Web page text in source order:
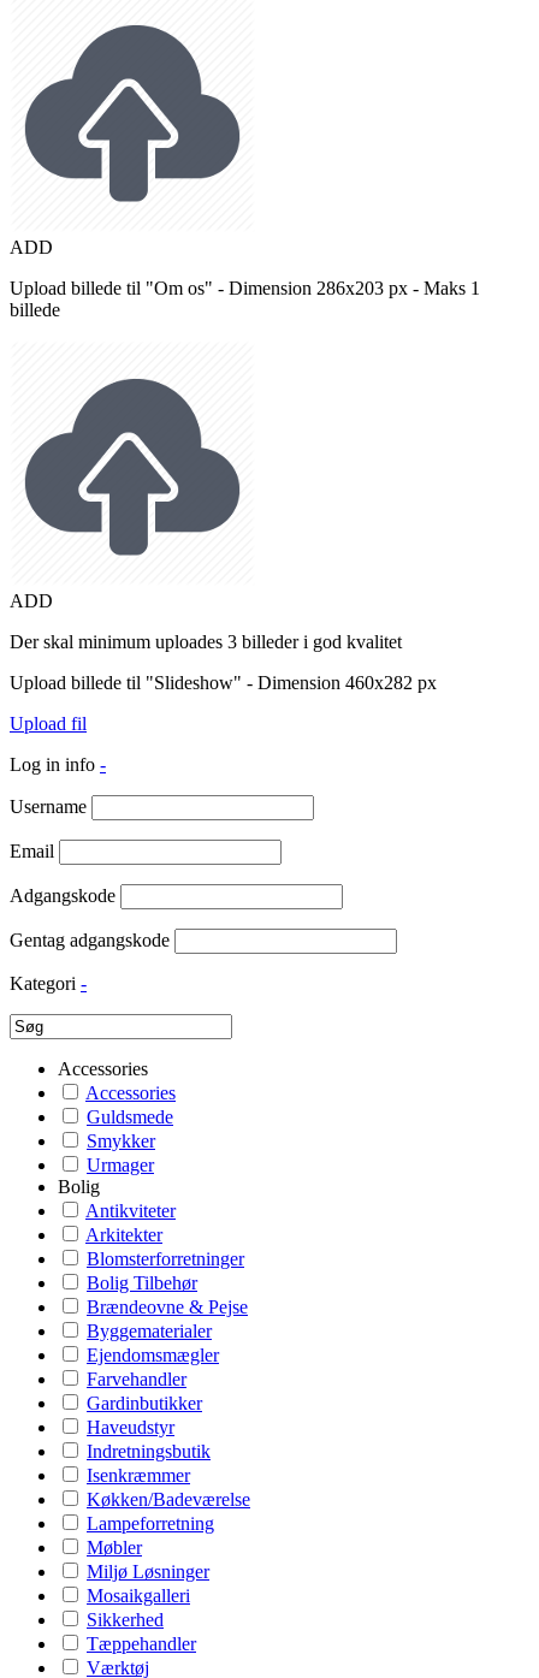
ADD
Upload billede til "Om os" - Dimension 286x203 px - Maks 1
billede
ADD
Der skal minimum uploades 3 billeder i god kvalitet
Upload billede til "Slideshow" - Dimension 460x282 px
Upload fil
Log in info -
Username
Email
Adgangskode
Gentag adgangskode
Kategori -
Accessories
Accessories
Guldsmede
Smykker
Urmager
Bolig
Antikviteter
Arkitekter
Blomsterforretninger
Bolig Tilbehør
Brændeovne & Pejse
Byggematerialer
Ejendomsmægler
Farvehandler
Gardinbutikker
Haveudstyr
Indretningsbutik
Isenkræmmer
Køkken/Badeværelse
Lampeforretning
Møbler
Miljø Løsninger
Mosaikgalleri
Sikkerhed
Tæppehandler
Værktøj